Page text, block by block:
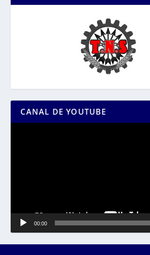
CANAL DE YOUTUBE
00:00